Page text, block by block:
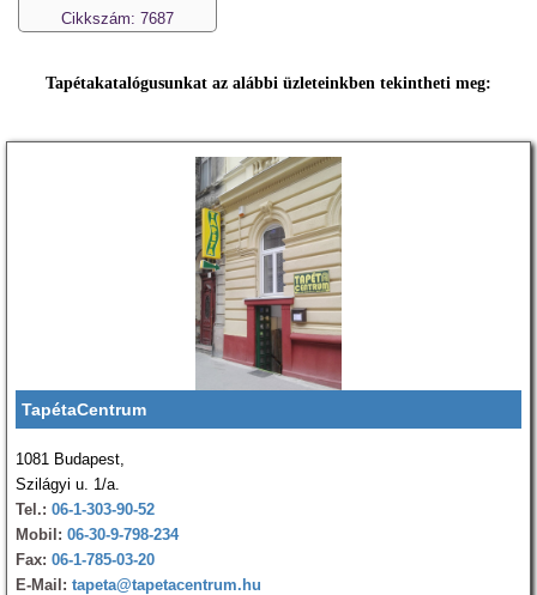
Cikkszám: 7687
Tapétakatalógusunkat az alábbi üzleteinkben tekintheti meg:
TapétaCentrum
1081 Budapest,
Szilágyi u. 1/a.
Tel.: 06-1-303-90-52
Mobil: 06-30-9-798-234
Fax: 06-1-785-03-20
E-Mail: tapeta@tapetacentrum.hu